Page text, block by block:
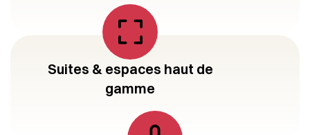
Suites & espaces haut de
gamme